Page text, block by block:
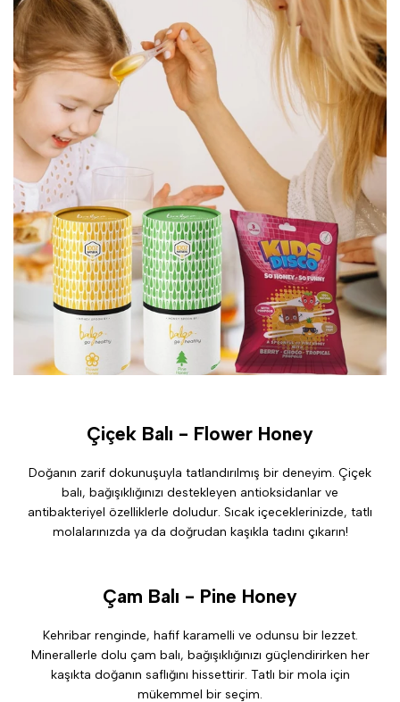
Çiçek Balı - Flower Honey
Doğanın zarif dokunuşuyla tatlandırılmış bir deneyim. Çiçek
balı, bağışıklığınızı destekleyen antioksidanlar ve
antibakteriyel özelliklerle doludur. Sıcak içeceklerinizde, tatlı
molalarınızda ya da doğrudan kaşıkla tadını çıkarın!
Çam Balı - Pine Honey
Kehribar renginde, hafif karamelli ve odunsu bir lezzet.
Minerallerle dolu çam balı, bağışıklığınızı güçlendirirken her
kaşıkta doğanın saflığını hissettirir. Tatlı bir mola için
mükemmel bir seçim.